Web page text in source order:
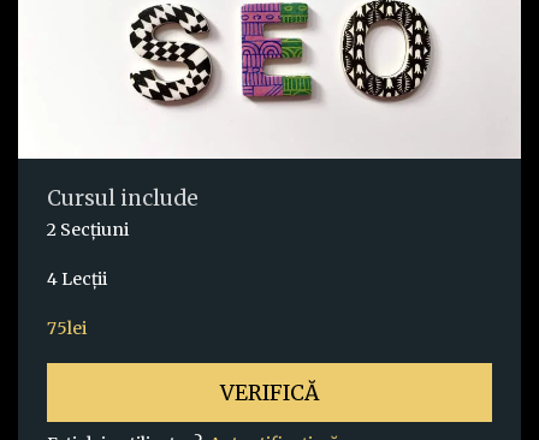
Cursul include
2 Secțiuni
4 Lecţii
75lei
VERIFICĂ